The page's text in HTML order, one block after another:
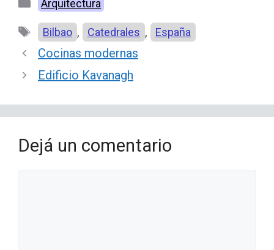
Arquitectura
Etiquetas
Bilbao , Catedrales , España
Cocinas modernas
Edificio Kavanagh
Dejá un comentario